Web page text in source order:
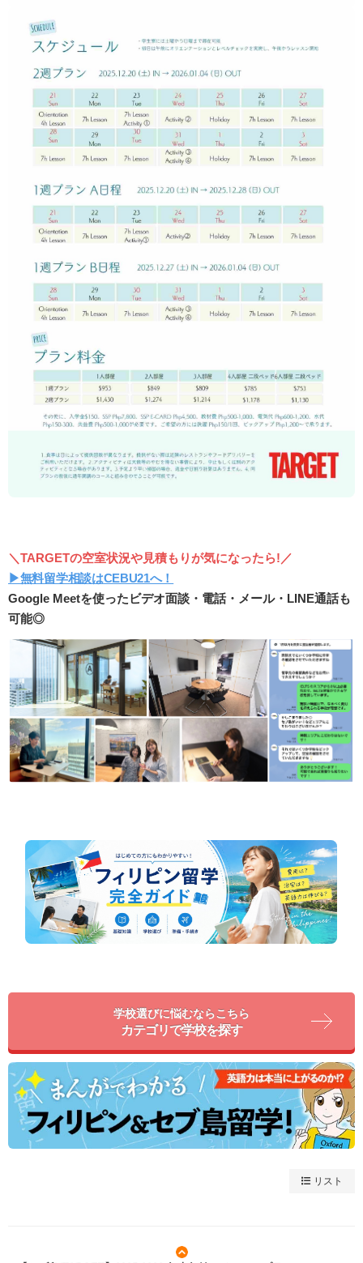
＼TARGETの空室状況や見積もりが気になったら!／
▶︎無料留学相談はCEBU21へ！
Google Meetを使ったビデオ面談・電話・メール・LINE通話も
可能◎
学校選びに悩むならこちら
カテゴリで学校を探す
リスト